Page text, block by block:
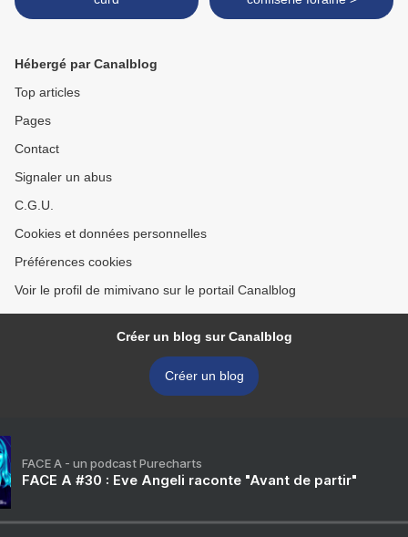
Hébergé par Canalblog
Top articles
Pages
Contact
Signaler un abus
C.G.U.
Cookies et données personnelles
Préférences cookies
Voir le profil de mimivano sur le portail Canalblog
Créer un blog sur Canalblog
Créer un blog
FACE A - un podcast Purecharts
FACE A #30 : Eve Angeli raconte "Avant de partir"